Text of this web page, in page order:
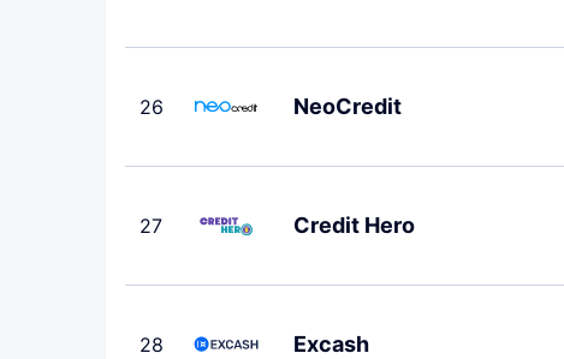
26 NeoCredit
27 Credit Hero
28 Excash